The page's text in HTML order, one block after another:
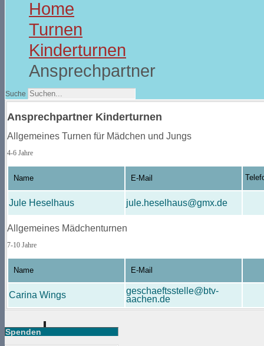
Home
Turnen
Kinderturnen
Ansprechpartner
Suche
Ansprechpartner Kinderturnen
Allgemeines Turnen für Mädchen und Jungs
4-6 Jahre
Name E-Mail
Jule Heselhaus jule.heselhaus@gmx.de
Allgemeines Mädchenturnen
7-10 Jahre
Name E-Mail
Carina Wings
geschaeftsstelle@btv-
aachen.de
Spenden